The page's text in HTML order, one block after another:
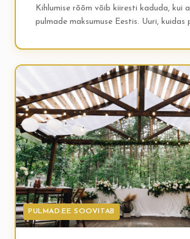
Kihlumise rõõm võib kiiresti kaduda, kui
pulmade maksumuse Eestis. Uuri, kuidas
võimalusi!
PULMAD.EE SOOVITAB